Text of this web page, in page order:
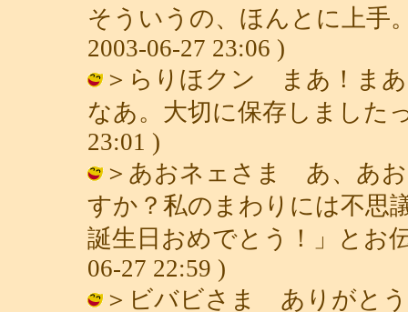
そういうの、ほんとに上手
2003-06-27 23:06 )
＞らりほクン まあ！まあ
なあ。大切に保存しました
23:01 )
＞あおネェさま あ、あお
すか？私のまわりには不思
誕生日おめでとう！」とお
06-27 22:59 )
＞ビバビさま ありがとう